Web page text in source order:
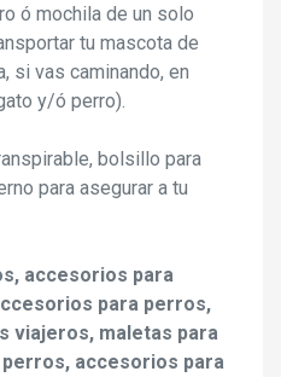
ó mochila de un solo
tu mascota de
si vas caminando, en
y/ó perro).
bolsillo para
para asegurar a tu
accesorios para
para perros,
viajeros, maletas para
accesorios para